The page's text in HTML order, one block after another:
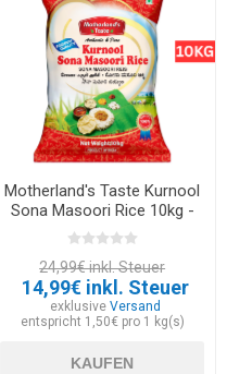
Motherland's Taste Kurnool
Sona Masoori Rice 10kg -
EXP 30.06.2026
24,99€ inkl. Steuer
14,99€ inkl. Steuer
exklusive Versand
entspricht 1,50€ pro 1 kg(s)
KAUFEN